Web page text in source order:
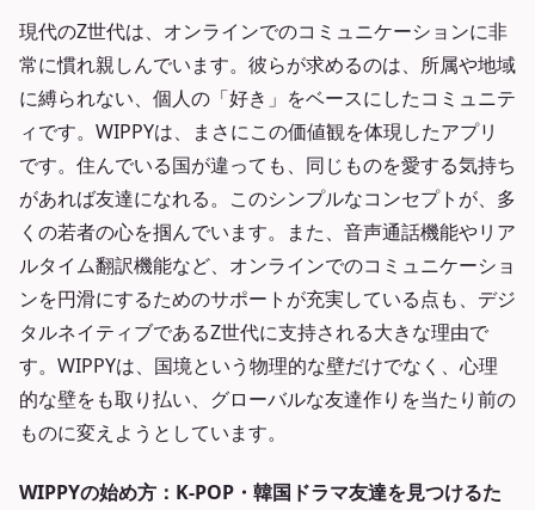
現代のZ世代は、オンラインでのコミュニケーションに非
常に慣れ親しんでいます。彼らが求めるのは、所属や地域
に縛られない、個人の「好き」をベースにしたコミュニテ
ィです。WIPPYは、まさにこの価値観を体現したアプリ
です。住んでいる国が違っても、同じものを愛する気持ち
があれば友達になれる。このシンプルなコンセプトが、多
くの若者の心を掴んでいます。また、音声通話機能やリア
ルタイム翻訳機能など、オンラインでのコミュニケーショ
ンを円滑にするためのサポートが充実している点も、デジ
タルネイティブであるZ世代に支持される大きな理由で
す。WIPPYは、国境という物理的な壁だけでなく、心理
的な壁をも取り払い、グローバルな友達作りを当たり前の
ものに変えようとしています。
WIPPYの始め方：K-POP・韓国ドラマ友達を見つけるた